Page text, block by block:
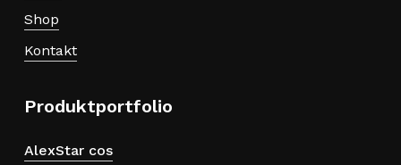
Shop
Kontakt
Produktportfolio
AlexStar cos